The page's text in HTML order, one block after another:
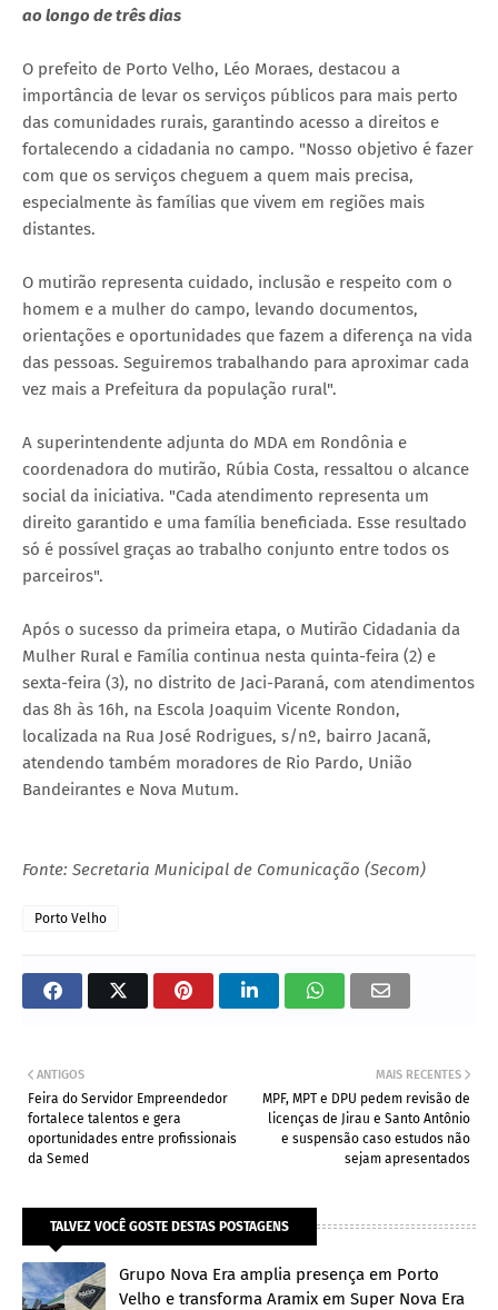
ao longo de três dias
O prefeito de Porto Velho, Léo Moraes, destacou a
importância de levar os serviços públicos para mais perto
das comunidades rurais, garantindo acesso a direitos e
fortalecendo a cidadania no campo. "Nosso objetivo é fazer
com que os serviços cheguem a quem mais precisa,
especialmente às famílias que vivem em regiões mais
distantes.
O mutirão representa cuidado, inclusão e respeito com o
homem e a mulher do campo, levando documentos,
orientações e oportunidades que fazem a diferença na vida
das pessoas. Seguiremos trabalhando para aproximar cada
vez mais a Prefeitura da população rural".
A superintendente adjunta do MDA em Rondônia e
coordenadora do mutirão, Rúbia Costa, ressaltou o alcance
social da iniciativa. "Cada atendimento representa um
direito garantido e uma família beneficiada. Esse resultado
só é possível graças ao trabalho conjunto entre todos os
parceiros".
Após o sucesso da primeira etapa, o Mutirão Cidadania da
Mulher Rural e Família continua nesta quinta-feira (2) e
sexta-feira (3), no distrito de Jaci-Paraná, com atendimentos
das 8h às 16h, na Escola Joaquim Vicente Rondon,
localizada na Rua José Rodrigues, s/nº, bairro Jacanã,
atendendo também moradores de Rio Pardo, União
Bandeirantes e Nova Mutum.
Fonte: Secretaria Municipal de Comunicação (Secom)
Porto Velho
MAIS RECENTES
MPF, MPT e DPU pedem revisão de
licenças de Jirau e Santo Antônio
e suspensão caso estudos não
sejam apresentados
ANTIGOS
Feira do Servidor Empreendedor
fortalece talentos e gera
oportunidades entre profissionais
da Semed
TALVEZ VOCÊ GOSTE DESTAS POSTAGENS
Grupo Nova Era amplia presença em Porto
Velho e transforma Aramix em Super Nova Era